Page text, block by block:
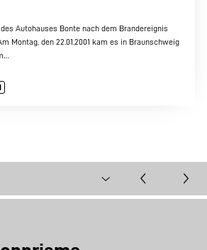
Autohauses Bonte nach dem Brandereignis
Montag, den 22.01.2001 kam es in Braunschweig